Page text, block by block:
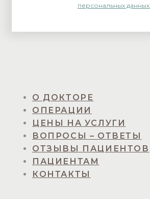
персональных данных.
О ДОКТОРЕ
ОПЕРАЦИИ
ЦЕНЫ НА УСЛУГИ
ВОПРОСЫ – ОТВЕТЫ
ОТЗЫВЫ ПАЦИЕНТОВ
ПАЦИЕНТАМ
КОНТАКТЫ